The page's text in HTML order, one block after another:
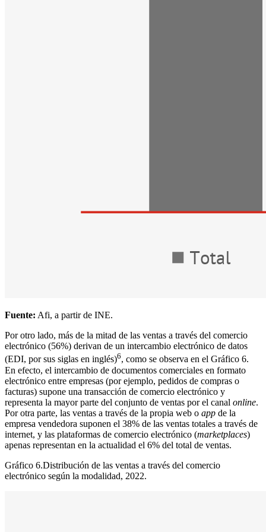
Fuente: Afi, a partir de INE.
Por otro lado, más de la mitad de las ventas a través del comercio
electrónico (56%) derivan de un intercambio electrónico de datos
(EDI, por sus siglas en inglés)6, como se observa en el Gráfico 6.
En efecto, el intercambio de documentos comerciales en formato
electrónico entre empresas (por ejemplo, pedidos de compras o
facturas) supone una transacción de comercio electrónico y
representa la mayor parte del conjunto de ventas por el canal online.
Por otra parte, las ventas a través de la propia web o app de la
empresa vendedora suponen el 38% de las ventas totales a través de
internet, y las plataformas de comercio electrónico (marketplaces)
apenas representan en la actualidad el 6% del total de ventas.
Gráfico 6.Distribución de las ventas a través del comercio
electrónico según la modalidad, 2022.